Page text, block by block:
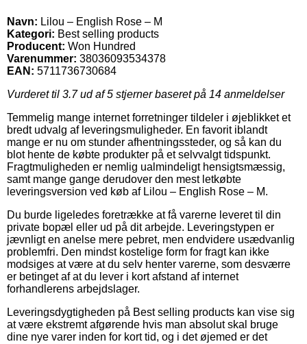
Navn: Lilou – English Rose – M
Kategori: Best selling products
Producent: Won Hundred
Varenummer: 38036093534378
EAN: 5711736730684
Vurderet til 3.7ud af 5 stjerner baseret på 14 anmeldelser
Temmelig mange internet forretninger tildeler i øjeblikket et
bredt udvalg af leveringsmuligheder. En favorit iblandt
mange er nu om stunder afhentningssteder, og så kan du
blot hente de købte produkter på et selvvalgt tidspunkt.
Fragtmuligheden er nemlig ualmindeligt hensigtsmæssig,
samt mange gange derudover den mest letkøbte
leveringsversion ved køb af Lilou – English Rose – M.
Du burde ligeledes foretrække at få varerne leveret til din
private bopæl eller ud på dit arbejde. Leveringstypen er
jævnligt en anelse mere pebret, men endvidere usædvanlig
problemfri. Den mindst kostelige form for fragt kan ikke
modsiges at være at du selv henter varerne, som desværre
er betinget af at du lever i kort afstand af internet
forhandlerens arbejdslager.
Leveringsdygtigheden på Best selling products kan vise sig
at være ekstremt afgørende hvis man absolut skal bruge
dine nye varer inden for kort tid, og i det øjemed er det